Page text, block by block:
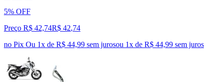
5% OFF
Preço R$ 42,74R$ 42,74
no Pix Ou 1x de R$ 44,99 sem jurosou 1x de R$ 44,99 sem juros